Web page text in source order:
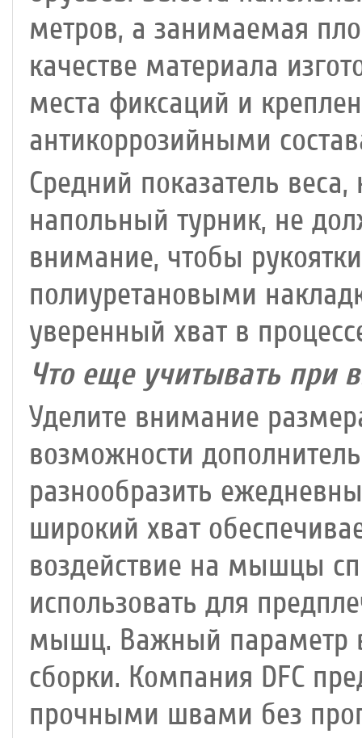
метров, а занимаемая
качестве материала
места фиксаций и
антикоррозийными
Средний показатель
напольный турник, не
внимание, чтобы
полиуретановыми
уверенный хват в
Что еще учитывать при
Уделите внимание
возможности
разнообразить
широкий хват
воздействие на мышцы
использовать для
мышц. Важный параметр
сборки. Компания DFC
прочными швами без